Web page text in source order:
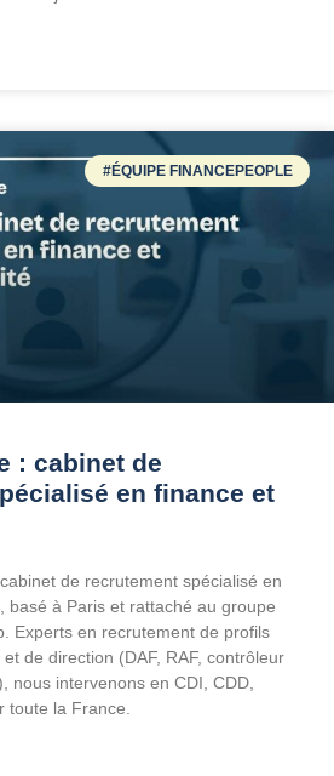
#ÉQUIPE FINANCEPEOPLE
: cabinet de
en finance et
de recrutement spécialisé en
basé à Paris et rattaché au groupe
Experts en recrutement de profils
de direction (DAF, RAF, contrôleur
intervenons en CDI, CDD,
toute la France.